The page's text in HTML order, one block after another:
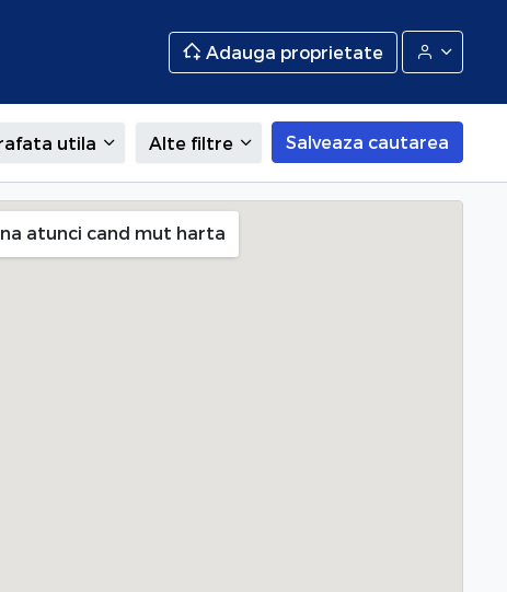
Adauga proprietate
utila Alte filtre Salveaza cautarea
atunci cand mut harta